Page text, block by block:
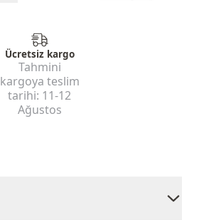
Ücretsiz kargo
Tahmini
kargoya teslim
tarihi: 11-12
Ağustos